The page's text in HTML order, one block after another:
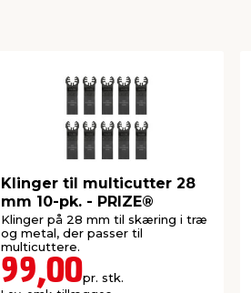
Klinger til multicutter 28
mm 10-pk. - PRIZE®
Klinger på 28 mm til skæring i træ
og metal, der passer til
multicuttere.
99,00pr. stk.